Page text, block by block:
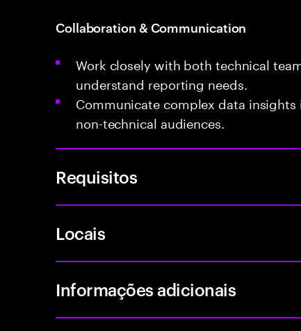
Collaboration & Communication
Work closely with both technical
understand reporting needs.
Communicate complex data
non-technical audiences.
Requisitos
Locais
Informações adicionais